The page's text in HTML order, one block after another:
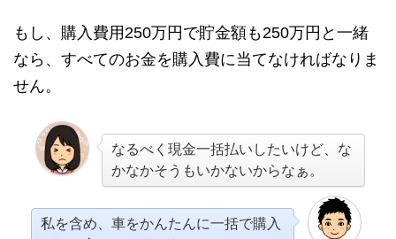
もし、購入費用250万円で貯金額も250万円と一緒
なら、すべてのお金を購入費に当てなければなりま
せん。
なるべく現金一括払いしたいけど、な
かなかそうもいかないからなぁ。
私を含め、車をかんたんに一括で購入